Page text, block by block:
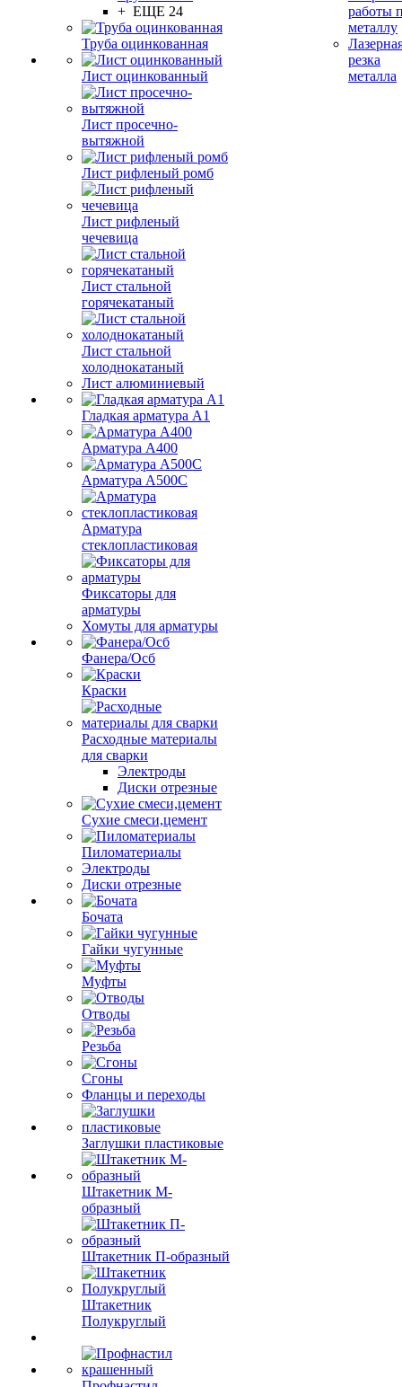
+ ЕЩЕ 24
Труба оцинкованная
Лист оцинкованный
Лист просечно-
вытяжной
Лист рифленый ромб
Лист рифленый
чечевица
Лист стальной
горячекатаный
Лист стальной
холоднокатаный
Лист алюминиевый
Гладкая арматура А1
Арматура А400
Арматура A500C
Арматура
стеклопластиковая
Фиксаторы для
арматуры
Хомуты для арматуры
Фанера/Осб
Краски
Расходные материалы
для сварки
Электроды
Диски отрезные
Сухие смеси,цемент
Пиломатериалы
Электроды
Диски отрезные
Бочата
Гайки чугунные
Муфты
Отводы
Резьба
Сгоны
Фланцы и переходы
Заглушки пластиковые
Штакетник М-
образный
Штакетник П-образный
Штакетник
Полукруглый
работы
металлу
резка
металла